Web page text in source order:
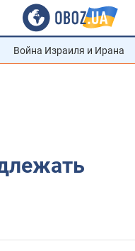
Война Израиля и Ирана